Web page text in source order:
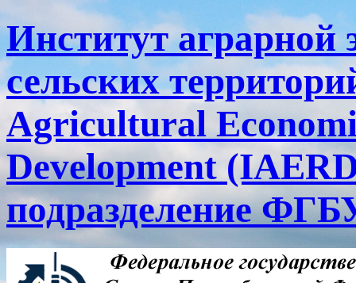
Институт аграрной
сельских
Agricultural
Development
подразделение